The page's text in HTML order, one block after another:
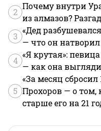
2
Почему внутри
из алмазов?
3
«Дед
— что он натворил
4
«Я крутая»:
— как она
5
«За месяц
Прохоров — о том,
старше его на 21